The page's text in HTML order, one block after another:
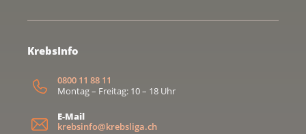
KrebsInfo
0800 11 88 11
Montag – Freitag: 10 – 18 Uhr
E-Mail
krebsinfo@krebsliga.ch